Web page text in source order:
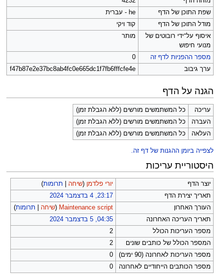
שפת התוכן של הדף
he - עברית
מודל התוכן של הדף
קוד ויקי
איסוף על־ידי רובוטים של
מנועי חיפוש
מותר
מספר ההפניות לדף זה
0
ערך גיבוב
f47b87e2e37bc8ab4fc0e665dc1f7fb6fffcfe4e
הגנה על הדף
עריכה
כל המשתמשים מורשים (ללא הגבלת זמן)
העברה
כל המשתמשים מורשים (ללא הגבלת זמן)
העלאה
כל המשתמשים מורשים (ללא הגבלת זמן)
לצפייה ביומן ההגנות של דף זה.
היסטוריית עריכות
יוצר הדף יורי פלדמן (שיחה תרומות)
תאריך יצירת הדף
23:17, 4 בדצמבר 2024
העורך האחרון
Maintenance script
(שיחה תרומות)
תאריך העריכה האחרונה
04:35, 5 בדצמבר 2024
מספר העריכות הכולל
2
המספר הכולל של כותבים שונים
2
מספר העריכות לאחרונה (90 ימים)
0
מספר הכותבים הייחודיים לאחרונה
0